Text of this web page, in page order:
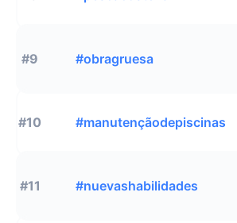
#9 #obragruesa
#10 #manutençãodepiscinas
#11 #nuevashabilidades